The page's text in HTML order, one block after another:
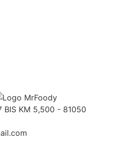
BIS KM 5,500 - 81050